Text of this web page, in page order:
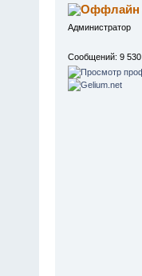
Администратор
Сообщений: 9 530